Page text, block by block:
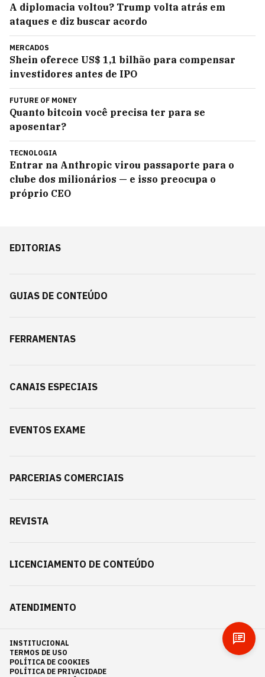
A diplomacia voltou? Trump volta atrás em
ataques e diz buscar acordo
MERCADOS
Shein oferece US$ 1,1 bilhão para compensar
investidores antes de IPO
FUTURE OF MONEY
Quanto bitcoin você precisa ter para se
aposentar?
TECNOLOGIA
Entrar na Anthropic virou passaporte para o
clube dos milionários — e isso preocupa o
próprio CEO
EDITORIAS
GUIAS DE CONTEÚDO
FERRAMENTAS
CANAIS ESPECIAIS
EVENTOS EXAME
PARCERIAS COMERCIAIS
REVISTA
LICENCIAMENTO DE CONTEÚDO
ATENDIMENTO
INSTITUCIONAL
TERMOS DE USO
POLÍTICA DE COOKIES
POLÍTICA DE PRIVACIDADE